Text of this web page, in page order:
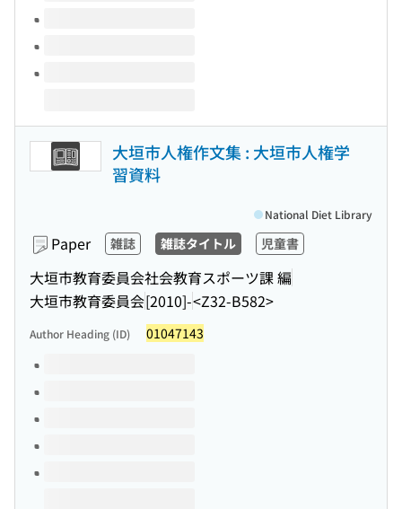
大垣市人権作文集 : 大垣市人権学
習資料
Paper 雑誌 雑誌タイトル 児童書
大垣市教育委員会社会教育スポーツ課 編
大垣市教育委員会[2010]-<Z32-B582>
National Diet Library
Author Heading (ID) 01047143
Volumes of this title